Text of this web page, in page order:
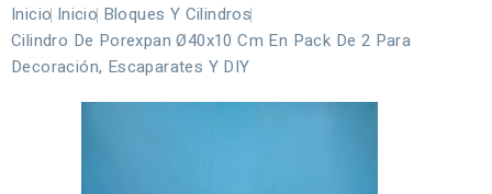
Inicio Inicio Bloques Y Cilindros
Cilindro De Porexpan Ø40x10 Cm En Pack De 2 Para
Decoración, Escaparates Y DIY